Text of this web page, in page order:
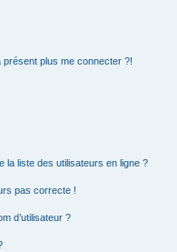
présent plus me connecter ?!
la liste des utilisateurs en ligne ?
pas correcte !
d’utilisateur ?